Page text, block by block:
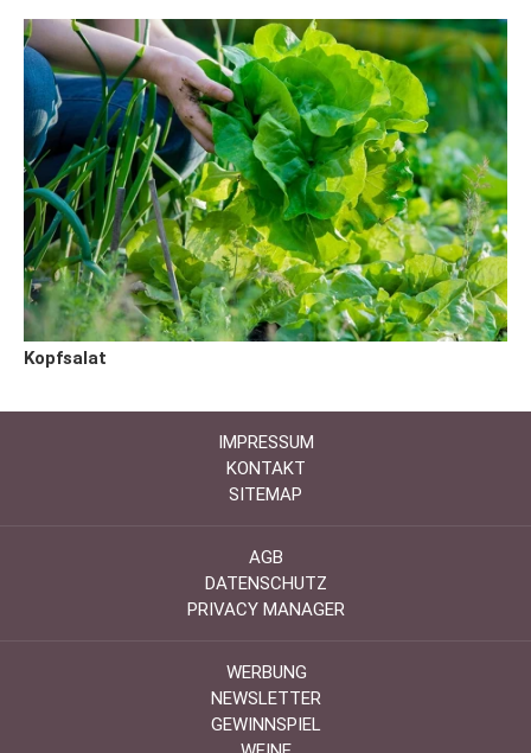
Kopfsalat
IMPRESSUM
KONTAKT
SITEMAP
AGB
DATENSCHUTZ
PRIVACY MANAGER
WERBUNG
NEWSLETTER
GEWINNSPIEL